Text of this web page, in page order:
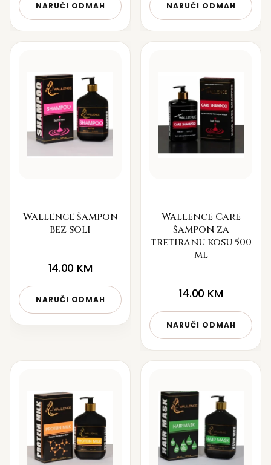
NARUČI ODMAH NARUČI ODMAH
Wallence šampon
bez soli
14.00 KM
NARUČI ODMAH
Wallence Care
šampon za
tretiranu kosu 500
ml
14.00 KM
NARUČI ODMAH